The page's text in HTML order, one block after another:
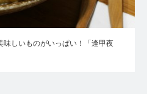
しいものがいっぱい！「逢甲夜